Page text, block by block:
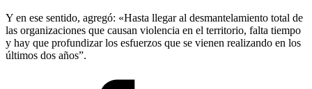
Y en ese sentido, agregó: «Hasta llegar al desmantelamiento total de
las organizaciones que causan violencia en el territorio, falta tiempo
y hay que profundizar los esfuerzos que se vienen realizando en los
últimos dos años”.